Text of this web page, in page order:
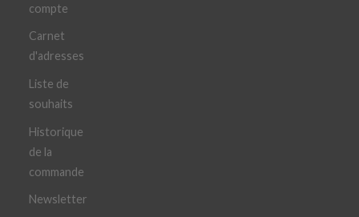
compte
Carnet
d'adresses
Liste de
souhaits
Historique
de la
commande
Newsletter